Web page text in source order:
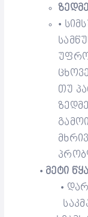
•
თუ
• მეტი
•